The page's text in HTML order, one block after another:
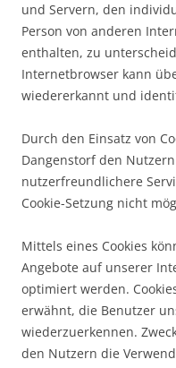
und Servern, den
Person von anderen
enthalten, zu
Internetbrowser kann
wiedererkannt und
Durch den Einsatz von
Dangenstorf den
nutzerfreundlichere
Cookie-Setzung nicht
Mittels eines Cookies
Angebote auf unserer
optimiert werden.
erwähnt, die Benutzer
wiederzuerkennen.
den Nutzern die